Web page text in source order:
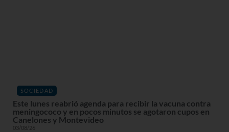
SOCIEDAD
Este lunes reabrió agenda para recibir la vacuna contra
meningococo y en pocos minutos se agotaron cupos en
Canelones y Montevideo
03/08/26